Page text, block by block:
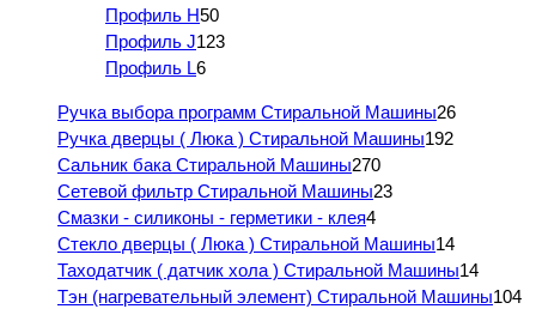
Профиль H50
Профиль J123
Профиль L6
Ручка выбора программ Стиральной Машины26
Ручка дверцы ( Люка ) Стиральной Машины192
Сальник бака Стиральной Машины270
Сетевой фильтр Стиральной Машины23
Смазки - силиконы - герметики - клея4
Стекло дверцы ( Люка ) Стиральной Машины14
Таходатчик ( датчик хола ) Стиральной Машины14
Тэн (нагревательный элемент) Стиральной Машины104